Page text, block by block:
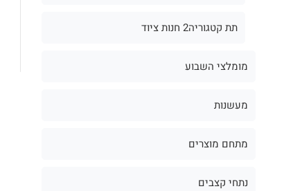
תת קטגוריה2 חנות ציוד
מומלצי השבוע
מעשנות
מתחם מוצרים
נתחי קצבים